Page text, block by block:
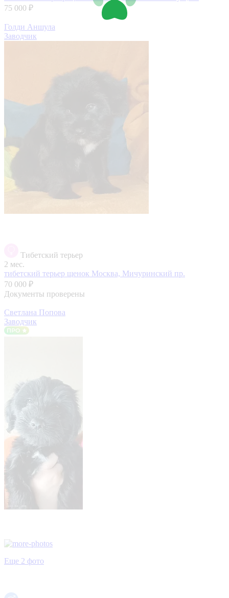
75 000 ₽
Голди Аншула
Заводчик
Тибетский терьер
2 мес.
тибетский терьер щенок Москва, Мичуринский пр.
70 000 ₽
Документы проверены
Светлана Попова
Заводчик
Еще 2 фото